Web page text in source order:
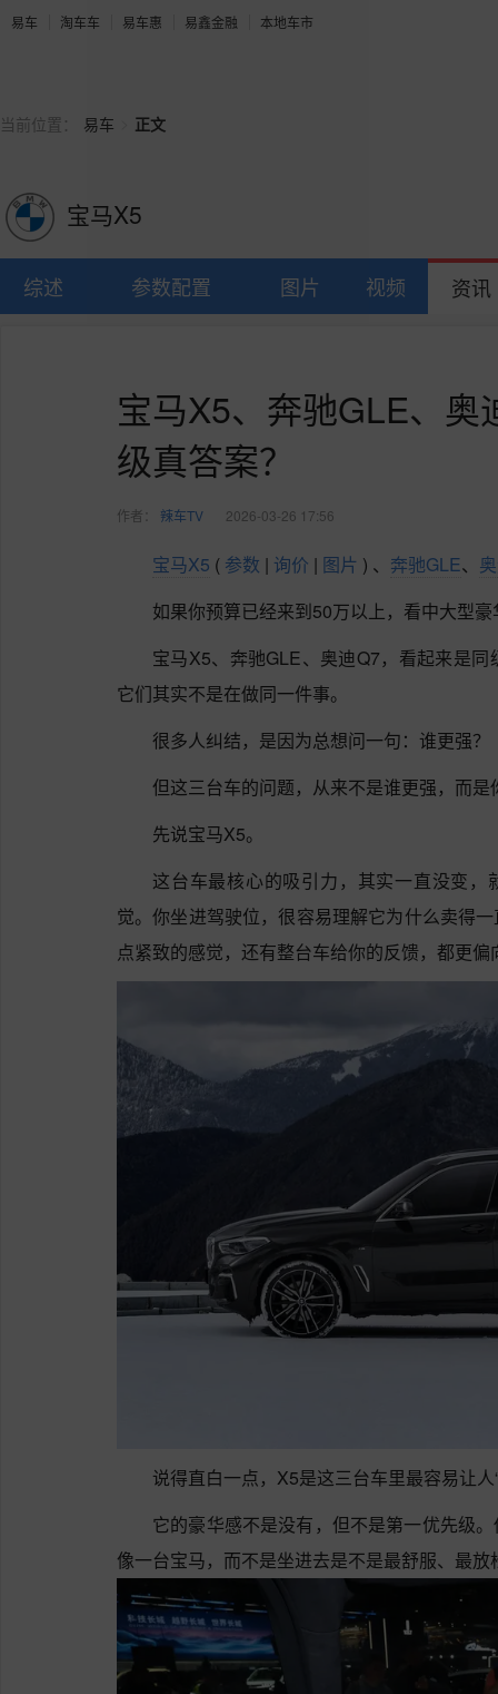
易车 淘车车 易车惠 易鑫金融 本地车市
当前位置： 易车 正文
宝马X5
综述 参数配置 图片 视频 资讯
宝马X5、奔驰GLE、
级真答案？
作者： 辣车TV 2026-03-26 17:56
宝马X5 ( 参数 | 询价 | 图片 ) 、 奔驰GLE、
如果你预算已经来到50万以上，看中大型
宝马X5、奔驰GLE、奥迪Q7，看起来是
它们其实不是在做同一件事。
很多人纠结，是因为总想问一句：谁更强？
但这三台车的问题，从来不是谁更强，而
先说宝马X5。
这台车最核心的吸引力，其实一直没变，
觉。你坐进驾驶位，很容易理解它为什么卖得
点紧致的感觉，还有整台车给你的反馈，都更偏
说得直白一点，X5是这三台车里最容易让人
它的豪华感不是没有，但不是第一优先级
像一台宝马，而不是坐进去是不是最舒服、最放